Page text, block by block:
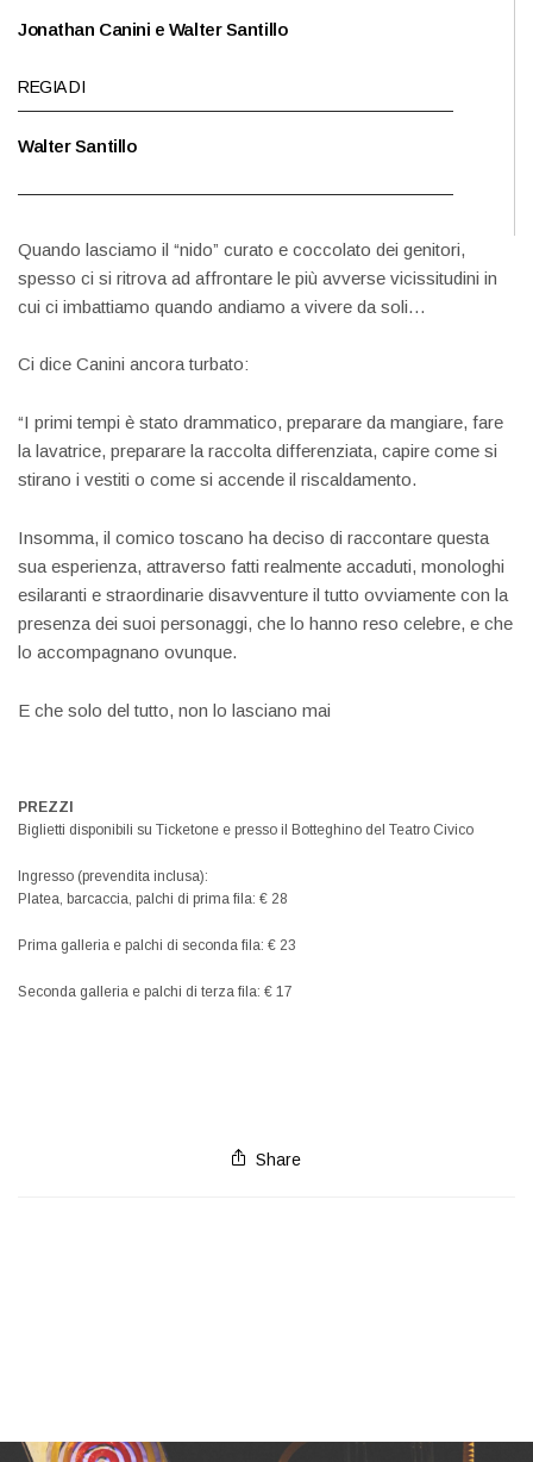
Jonathan Canini e Walter Santillo
REGIA DI
Walter Santillo
Quando lasciamo il “nido” curato e coccolato dei genitori,
spesso ci si ritrova ad affrontare le più avverse vicissitudini in
cui ci imbattiamo quando andiamo a vivere da soli…
Ci dice Canini ancora turbato:
“I primi tempi è stato drammatico, preparare da mangiare, fare
la lavatrice, preparare la raccolta differenziata, capire come si
stirano i vestiti o come si accende il riscaldamento.
Insomma, il comico toscano ha deciso di raccontare questa
sua esperienza, attraverso fatti realmente accaduti, monologhi
esilaranti e straordinarie disavventure il tutto ovviamente con la
presenza dei suoi personaggi, che lo hanno reso celebre, e che
lo accompagnano ovunque.
E che solo del tutto, non lo lasciano mai
PREZZI
Biglietti disponibili su Ticketone e presso il Botteghino del Teatro Civico
Ingresso (prevendita inclusa):
Platea, barcaccia, palchi di prima fila: € 28
Prima galleria e palchi di seconda fila: € 23
Seconda galleria e palchi di terza fila: € 17
Share